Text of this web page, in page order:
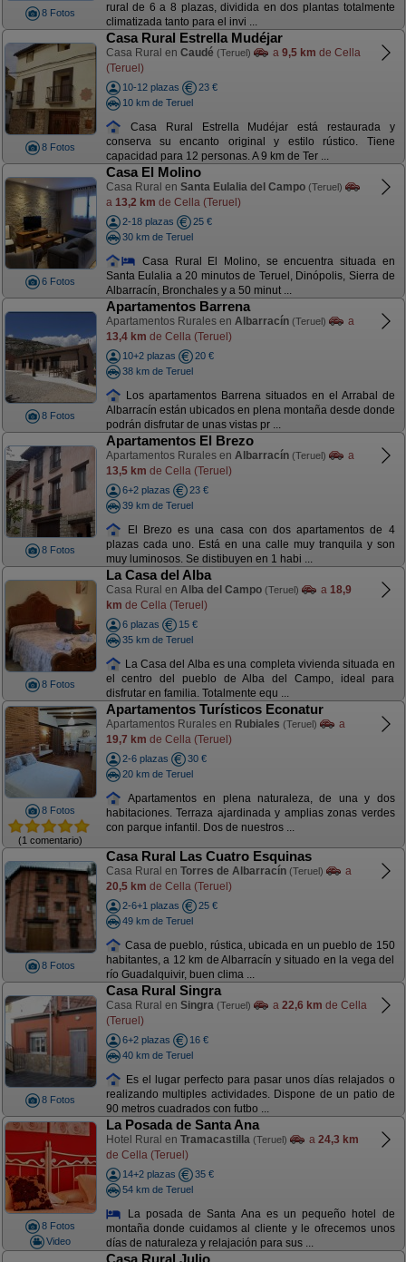
8 Fotos
rural de 6 a 8 plazas, dividida en dos plantas totalmente
climatizada tanto para el invi ...
8 Fotos
Casa Rural Estrella Mudéjar
Casa Rural en Caudé (Teruel) a 9,5 km de Cella
(Teruel)
10-12 plazas
23 €
10 km de Teruel
Casa Rural Estrella Mudéjar está restaurada y
conserva su encanto original y estilo rústico. Tiene
capacidad para 12 personas. A 9 km de Ter ...
6 Fotos
Casa El Molino
Casa Rural en Santa Eulalia del Campo (Teruel)
a 13,2 km de Cella (Teruel)
2-18 plazas
25 €
30 km de Teruel
Casa Rural El Molino, se encuentra situada en
Santa Eulalia a 20 minutos de Teruel, Dinópolis, Sierra de
Albarracín, Bronchales y a 50 minut ...
8 Fotos
Apartamentos Barrena
Apartamentos Rurales en Albarracín (Teruel)
a
13,4 km de Cella (Teruel)
10+2 plazas
20 €
38 km de Teruel
Los apartamentos Barrena situados en el Arrabal de
Albarracín están ubicados en plena montaña desde donde
podrán disfrutar de unas vistas pr ...
8 Fotos
Apartamentos El Brezo
Apartamentos Rurales en Albarracín (Teruel)
a
13,5 km de Cella (Teruel)
6+2 plazas
23 €
39 km de Teruel
El Brezo es una casa con dos apartamentos de 4
plazas cada uno. Está en una calle muy tranquila y son
muy luminosos. Se distibuyen en 1 habi ...
8 Fotos
La Casa del Alba
Casa Rural en Alba del Campo (Teruel) a 18,9
km de Cella (Teruel)
6 plazas
15 €
35 km de Teruel
La Casa del Alba es una completa vivienda situada en
el centro del pueblo de Alba del Campo, ideal para
disfrutar en familia. Totalmente equ ...
8 Fotos
(1 comentario)
Apartamentos Turísticos Econatur
Apartamentos Rurales en Rubiales (Teruel)
a
19,7 km de Cella (Teruel)
2-6 plazas
30 €
20 km de Teruel
Apartamentos en plena naturaleza, de una y dos
habitaciones. Terraza ajardinada y amplias zonas verdes
con parque infantil. Dos de nuestros ...
8 Fotos
Casa Rural Las Cuatro Esquinas
Casa Rural en Torres de Albarracín (Teruel)
a
20,5 km de Cella (Teruel)
2-6+1 plazas
25 €
49 km de Teruel
Casa de pueblo, rústica, ubicada en un pueblo de 150
habitantes, a 12 km de Albarracín y situado en la vega del
río Guadalquivir, buen clima ...
8 Fotos
Casa Rural Singra
Casa Rural en Singra (Teruel) a 22,6 km de Cella
(Teruel)
6+2 plazas
16 €
40 km de Teruel
Es el lugar perfecto para pasar unos días relajados o
realizando multiples actividades. Dispone de un patio de
90 metros cuadrados con futbo ...
8 Fotos
Video
La Posada de Santa Ana
Hotel Rural en Tramacastilla (Teruel) a 24,3 km
de Cella (Teruel)
14+2 plazas
35 €
54 km de Teruel
La posada de Santa Ana es un pequeño hotel de
montaña donde cuidamos al cliente y le ofrecemos unos
días de naturaleza y relajación para sus ...
Casa Rural Julio